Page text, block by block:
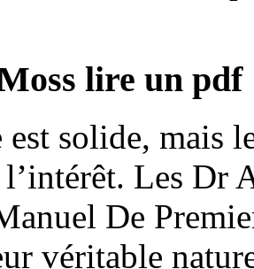
lire un pdf
est solide, mais
Les Dr
De
véritable